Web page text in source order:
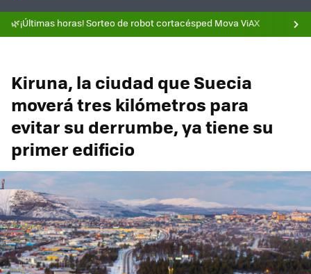
🌿¡Últimas horas! Sorteo de robot cortacésped Mova ViAX
Kiruna, la ciudad que Suecia
moverá tres kilómetros para
evitar su derrumbe, ya tiene su
primer edificio